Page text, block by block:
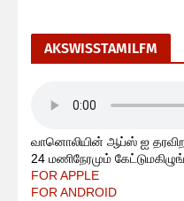
AKSWISSTAMILFM
வானொலியின் ஆப்ஸ் ஐ
24 மணிநேரமும்
FOR APPLE
FOR ANDROID